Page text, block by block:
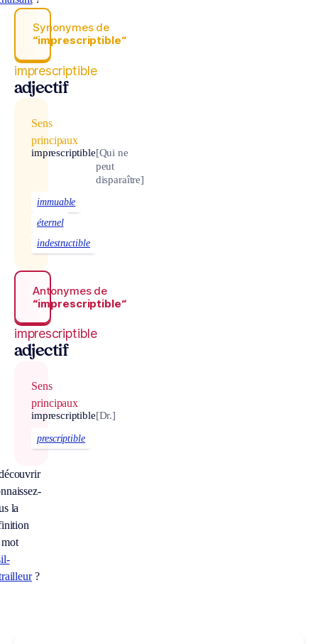
Synonymes de
“imprescriptible“
imprescriptible
adjectif
Sens
principaux
imprescriptible[Qui ne
peut
disparaître]
immuable
éternel
indestructible
Antonymes de
“imprescriptible“
imprescriptible
adjectif
Sens
principaux
imprescriptible[Dr.]
prescriptible
la
?